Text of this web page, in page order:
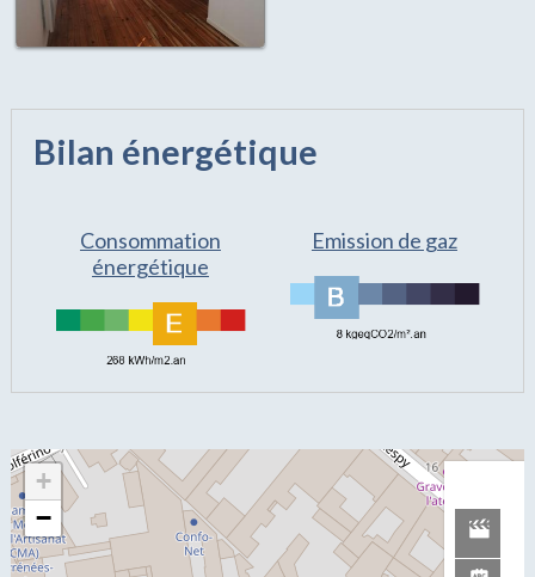
Bilan énergétique
Consommation
énergétique
Emission de gaz